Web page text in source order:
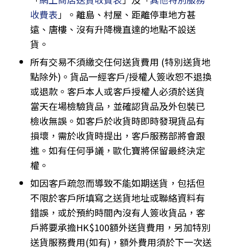
收費表 」。離島、村屋、距離停車地方甚
遠、唐樓、沒有升降機直達的地點不設送
貨。
所有交易不須繳交任何送貨費用 (特別送貨地
點除外)。貨品一經客戶/授權人簽收恕不退換
或退款。客戶本人或客戶授權人必須於送貨
當天在場檢驗貨品，並確認貨品及外包裝已
檢收無誤。如客戶於收貨時即時發現貨品有
損壞，需於收貨時提出，客戶服務部將會跟
進。如有任何爭議，歐化寶將保留最終決定
權。
如因客戶疏忽而導致不能如期送貨，包括但
不限於客戶所填寫之送貨地址或聯絡資料有
錯誤，或於預約時間內沒有人簽收貨品，客
戶將要承擔HK$100額外送貨費用，另加特別
送貨服務費用(如有)，額外費用須於下一次送